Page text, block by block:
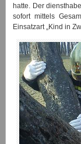
hatte. Der
sofort mittels
Einsatzart „Kind in